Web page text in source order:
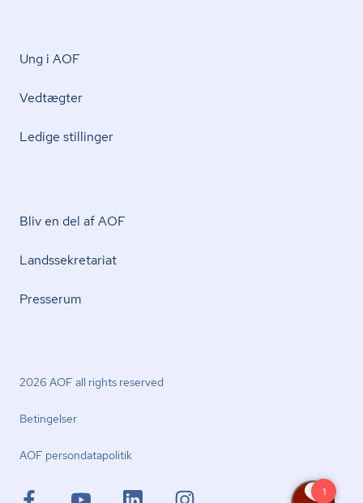
Ung i AOF
Vedtægter
Ledige stillinger
Bliv en del af AOF
Lands­se­kre­ta­ri­at
Presserum
2026 AOF all rights reserved
Betingelser
AOF per­son­da­ta­po­li­tik